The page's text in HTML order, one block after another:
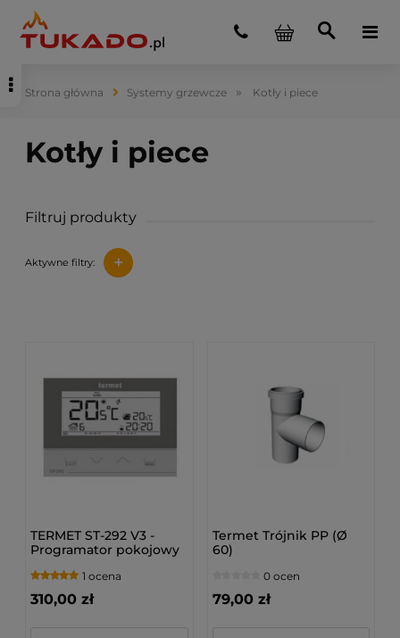
Strona główna Systemy grzewcze » Kotły i piece
Filtruj produkty
Aktywne filtry: +
TERMET ST-292 V3 -
Programator pokojowy
1 ocena
310,00 zł
Termet Trójnik PP (Ø
60)
0 ocen
79,00 zł